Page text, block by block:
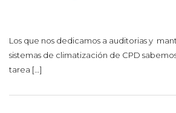
Los que nos dedicamos a auditorias y
sistemas de climatización de CPD
tarea […]